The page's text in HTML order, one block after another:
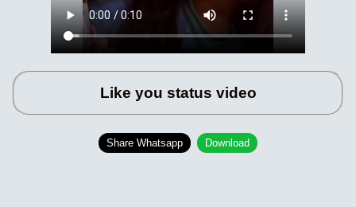
Like you status video
Share Whatsapp Download